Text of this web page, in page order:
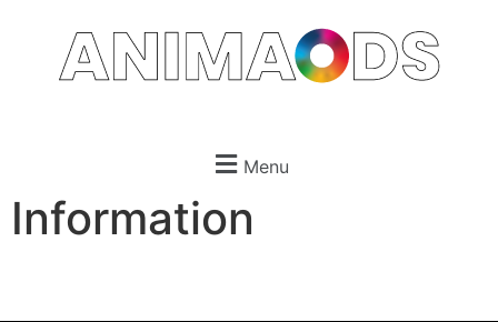
Menu
Information